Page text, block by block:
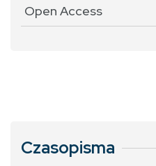
Open Access
Czasopisma